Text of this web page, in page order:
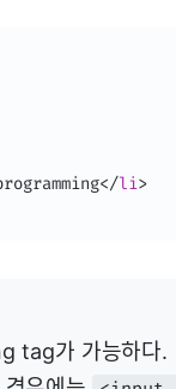
</li>
tag가 가능하다.